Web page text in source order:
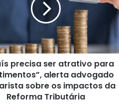
precisa ser atrativo para
alerta advogado
sobre os impactos da
Reforma Tributária